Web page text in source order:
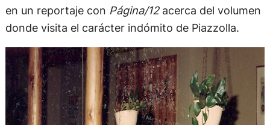
en un reportaje con Página/12acerca del volumen
donde visita el carácter indómito de Piazzolla.